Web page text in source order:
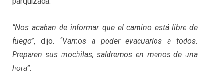
“Nos acaban de informar que el camino está libre de
fuego”, dijo. “Vamos a poder evacuarlos a todos.
Preparen sus mochilas, saldremos en menos de una
hora”.